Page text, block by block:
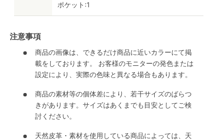
ポケット:1
注意事項
商品の画像は、できるだけ商品に近いカラーにて掲
載をしております。 お客様のモニターの発色または
設定により、実際の色味と異なる場合もあります。
商品の素材等の個体差により、若干サイズのばらつ
きがあります。サイズはあくまでも目安としてご検
討ください。
天然皮革・素材を使用している商品によっては、天